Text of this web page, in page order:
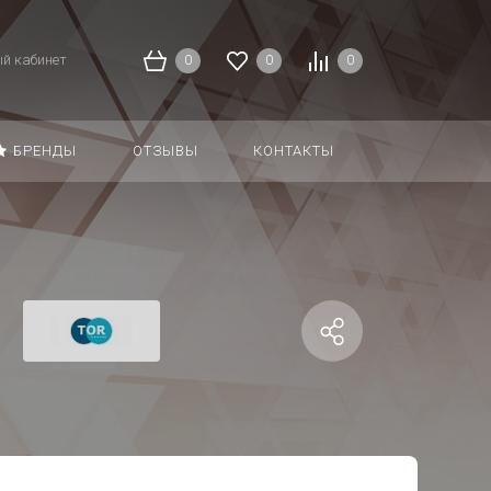
кабинет 0 0 0
БРЕНДЫ ОТЗЫВЫ КОНТАКТЫ